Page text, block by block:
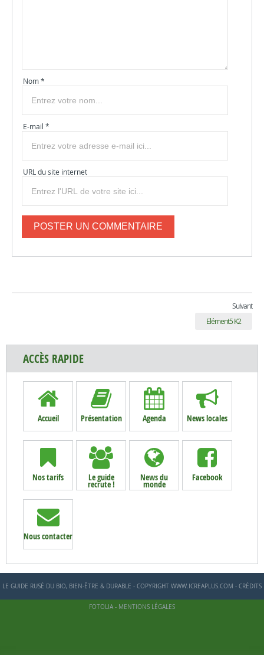
Nom *
E-mail *
URL du site internet
Suivant
Elément5 K2
ACCÈS RAPIDE
Accueil Présentation Agenda News locales
Nos tarifs Le guide
recrute !
News du
monde
Facebook
Nous contacter
LE GUIDE RUSÉ DU BIO, BIEN-ÊTRE & DURABLE - COPYRIGHT WWW.ICREAPLUS.COM - CRÉDITS
FOTOLIA - MENTIONS LÉGALES